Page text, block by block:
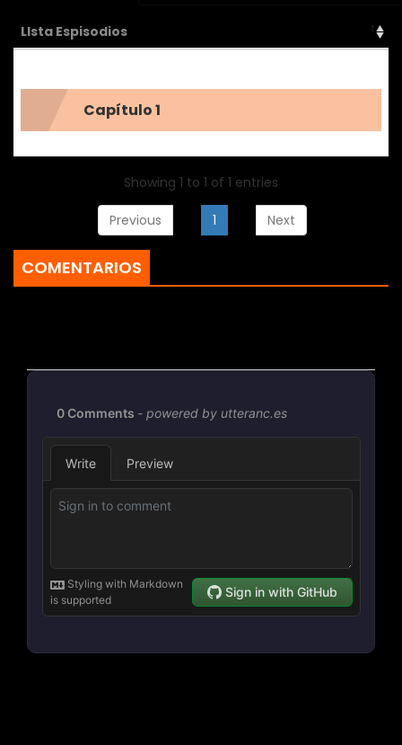
LIsta Espisodios
Capítulo 1
Showing 1 to 1 of 1 entries
Previous 1 Next
COMENTARIOS